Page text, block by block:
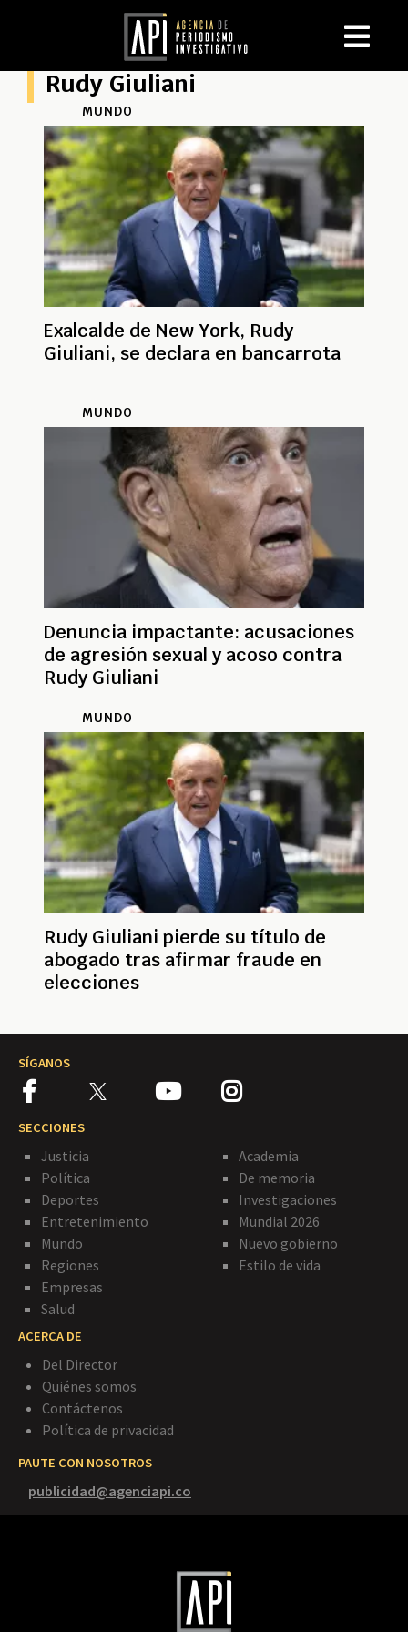
Rudy Giuliani
MUNDO
Exalcalde de New York, Rudy
Giuliani, se declara en bancarrota
MUNDO
Denuncia impactante: acusaciones
de agresión sexual y acoso contra
Rudy Giuliani
MUNDO
Rudy Giuliani pierde su título de
abogado tras afirmar fraude en
elecciones
SÍGANOS
SECCIONES
Justicia
Política
Deportes
Entretenimiento
Mundo
Regiones
Empresas
Salud
Academia
De memoria
Investigaciones
Mundial 2026
Nuevo gobierno
Estilo de vida
ACERCA DE
Del Director
Quiénes somos
Contáctenos
Política de privacidad
PAUTE CON NOSOTROS
publicidad@agenciapi.co